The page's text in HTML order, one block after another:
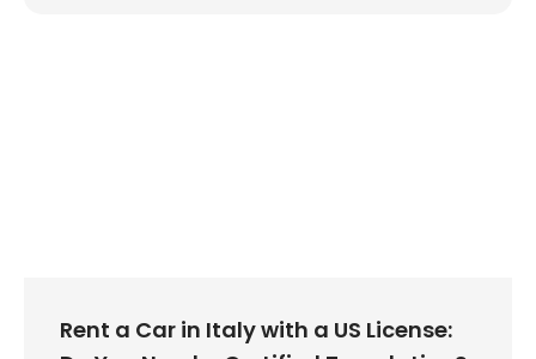
Rent a Car in Italy with a US License: